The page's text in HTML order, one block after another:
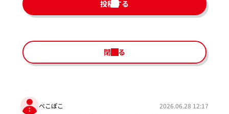
投稿する
閉じる
ぺこぽこ 2026.06.28 12:17